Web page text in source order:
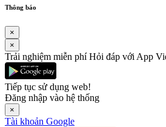
Thông báo
×
×
Trải nghiệm miễn phí Hỏi đáp với App
Tiếp tục sử dụng web!
Đăng nhập vào hệ thống
×
Tài khoản Google